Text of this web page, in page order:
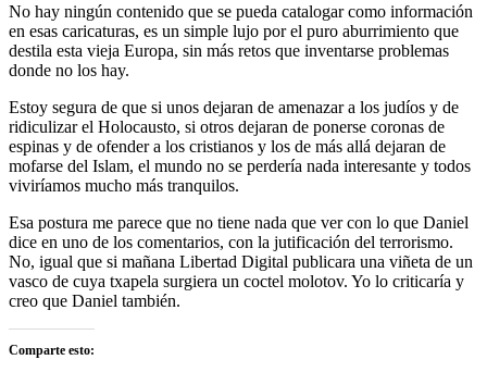
No hay ningún contenido que se pueda catalogar como información
en esas caricaturas, es un simple lujo por el puro aburrimiento que
destila esta vieja Europa, sin más retos que inventarse problemas
donde no los hay.
Estoy segura de que si unos dejaran de amenazar a los judíos y de
ridiculizar el Holocausto, si otros dejaran de ponerse coronas de
espinas y de ofender a los cristianos y los de más allá dejaran de
mofarse del Islam, el mundo no se perdería nada interesante y todos
viviríamos mucho más tranquilos.
Esa postura me parece que no tiene nada que ver con lo que Daniel
dice en uno de los comentarios, con la jutificación del terrorismo.
No, igual que si mañana Libertad Digital publicara una viñeta de un
vasco de cuya txapela surgiera un coctel molotov. Yo lo criticaría y
creo que Daniel también.
Comparte esto: